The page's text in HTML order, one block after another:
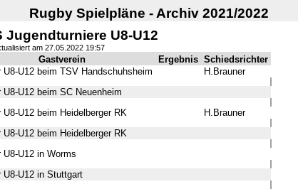
Rugby Spielpläne - Archiv 2021/2022
Jugendturniere U8-U12
am 27.05.2022 19:57
Gastverein Ergebnis Schiedsrichter
U12 beim TSV Handschuhsheim
H.Brauner
U12 beim SC Neuenheim
U12 beim Heidelberger RK
H.Brauner
U12 beim Heidelberger RK
U12 in Worms
U12 in Stuttgart